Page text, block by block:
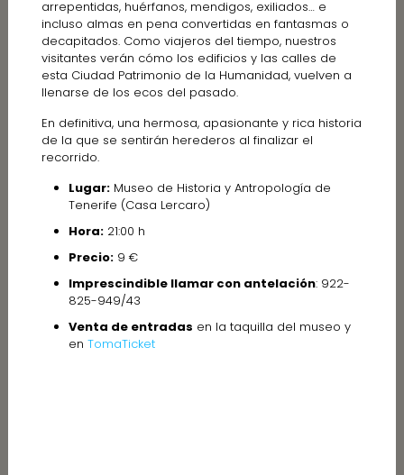
arrepentidas, huérfanos, mendigos, exiliados… e
incluso almas en pena convertidas en fantasmas o
decapitados. Como viajeros del tiempo, nuestros
visitantes verán cómo los edificios y las calles de
esta Ciudad Patrimonio de la Humanidad, vuelven a
llenarse de los ecos del pasado.
En definitiva, una hermosa, apasionante y rica historia
de la que se sentirán herederos al finalizar el
recorrido.
Lugar:Museo de Historia y Antropología de
Tenerife (Casa Lercaro)
Hora:21:00 h
Precio:9 €
Imprescindible llamar con antelación: 922-
825-949/43
Venta de entradas en la taquilla del museo y
en TomaTicket